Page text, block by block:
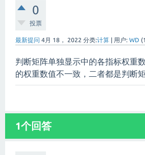
0
投票
最新提问 4月 18， 2022 分类:计算 | 用户: WD (
判断矩阵单独显示中的各指标权重
的权重数值不一致，二者都是判断
1个回答